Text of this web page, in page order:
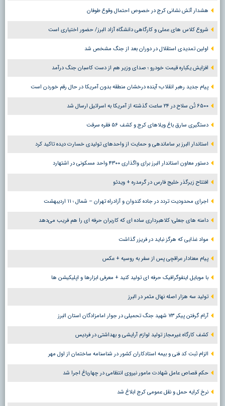
هشدار آتش نشانی کرج در خصوص احتمال وقوع طوفان
شروع کلاس های عملی و کارگاهی دانشگاه آزاد البرز/ حضور اختیاری است
اولین تمدیدی استقلال در دوران بعد از جنگ مشخص شد
افزایش یکباره قیمت خودرو ؛ صدای وزیر هم از دست کاسبان جنگ درآمد
پیام جدید رهبر انقلاب؛ آینده درخشان منطقه بدون آمریکا در حال رقم خوردن است
۶۵۰۰ تُن سلاح در ۲۴ ساعت گذشته از آمریکا به اسرائیل ارسال شد
دستگیری سارق باغ ویلاهای کرج و کشف ۵۶ فقره سرقت
استاندار البرز بر ساماندهی و حمایت از واحدهای تولیدی خسارت دیده تاکید کرد
دستور معاون استاندار البرز برای واگذاری ۴۳۰۰ واحد مسکونی در اشتهارد
افتتاح زیرگذر خلیج فارس در گرمدره + ویدئو
اجرای محدودیت تردد در جاده کندوان و آزادراه تهران – شمال ؛ ١١ اردیبهشت
دامنه های جعلی؛ کلاهبرداری ساده ای که کاربران حرفه ای را هم فریب می‌دهد
مواد غذایی که هرگز نباید در فریزر گذاشت
پیام معنادار عراقچی پس از سفر به روسیه + عکس
با موبایل اینفوگرافیک حرفه ای تولید کنید + معرفی ابزارها و اپلیکیشن ها
تولید سه هزار اصله نهال مثمر در البرز
آرام گرفتن پیکر ۷۳ شهید جنگ تحمیلی در جوار امامزادگان استان البرز
کشف کارگاه غیرمجاز تولید لوازم آرایشی و بهداشتی در فردیس
الزام ثبت کد فنی و بیمه استادکاران کشور در شناسنامه ساختمان از اول مهر
حکم قصاص عامل شهادت مامور نیروی انتظامی در چهارباغ اجرا شد
نرخ کرایه حمل و نقل عمومی کرج ابلاغ شد